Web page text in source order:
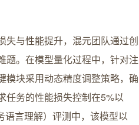
失与性能提升，混元团队通过创
题。在模型量化过程中，针对注
模块采用动态精度调整策略，确
任务的性能损失控制在5%以
语言理解）评测中，该模型以